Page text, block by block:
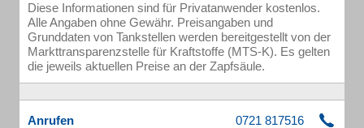
Diese Informationen sind für Privatanwender kostenlos.
Alle Angaben ohne Gewähr. Preisangaben und
Grunddaten von Tankstellen werden bereitgestellt von der
Markttransparenzstelle für Kraftstoffe (MTS-K). Es gelten
die jeweils aktuellen Preise an der Zapfsäule.
Anrufen